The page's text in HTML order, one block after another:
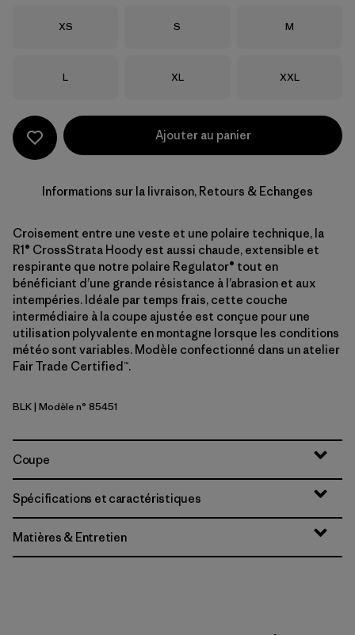
Taille
XS Taille
S Taille
M
Taille
L Taille
XL Taille
XXL
Ajouter au panier
Informations sur la livraison, Retours & Echanges
Croisement entre une veste et une polaire technique, la
R1® CrossStrata Hoody est aussi chaude, extensible et
respirante que notre polaire Regulator® tout en
bénéficiant d’une grande résistance à l’abrasion et aux
intempéries. Idéale par temps frais, cette couche
intermédiaire à la coupe ajustée est conçue pour une
utilisation polyvalente en montagne lorsque les conditions
météo sont variables. Modèle confectionné dans un atelier
Fair Trade Certified™.
Black
BLK| Modèle n° 85451
Coupe
Spécifications et caractéristiques
Matières & Entretien